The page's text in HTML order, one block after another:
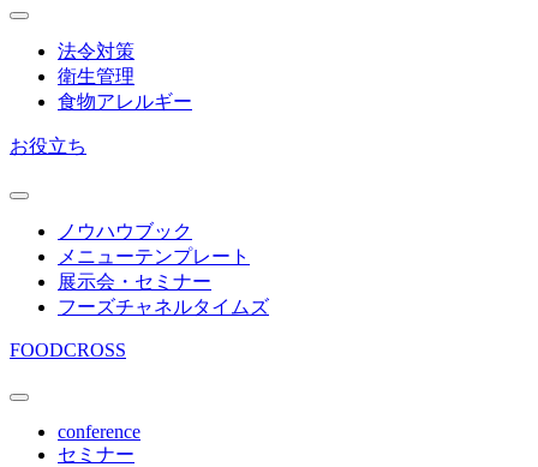
法令対策
衛生管理
食物アレルギー
お役立ち
ノウハウブック
メニューテンプレート
展示会・セミナー
フーズチャネルタイムズ
FOODCROSS
conference
セミナー